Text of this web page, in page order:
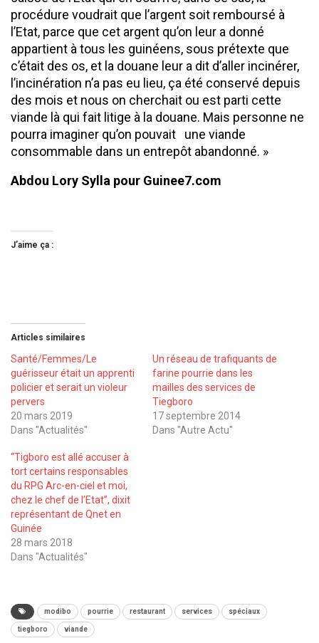
procédure voudrait que l’argent soit remboursé à
l’Etat, parce que cet argent qu’on leur a donné
appartient à tous les guinéens, sous prétexte que
c’était des os, et la douane leur a dit d’aller incinérer,
l’incinération n’a pas eu lieu, ça été conservé depuis
des mois et nous on cherchait ou est parti cette
viande là qui fait litige à la douane. Mais personne ne
pourra imaginer qu’on pouvait une viande
consommable dans un entrepôt abandonné. »
Abdou Lory Sylla pour Guinee7.com
J’aime ça :
Articles similaires
Santé/Femmes/Le
guérisseur était un apprenti
policier et serait un violeur
pervers
20 mars 2019
Dans "Actualités"
Un réseau de trafiquants de
farine pourrie dans les
mailles des services de
Tiegboro
17 septembre 2014
Dans "Autre Actu"
‘‘Tigboro est allé accuser à
tort certains responsables
du RPG Arc-en-ciel et moi,
chez le chef de l’Etat’’, dixit
représentant de Qnet en
Guinée
28 mars 2018
Dans "Actualités"
modibo pourrie restaurant services spéciaux
tiegboro viande